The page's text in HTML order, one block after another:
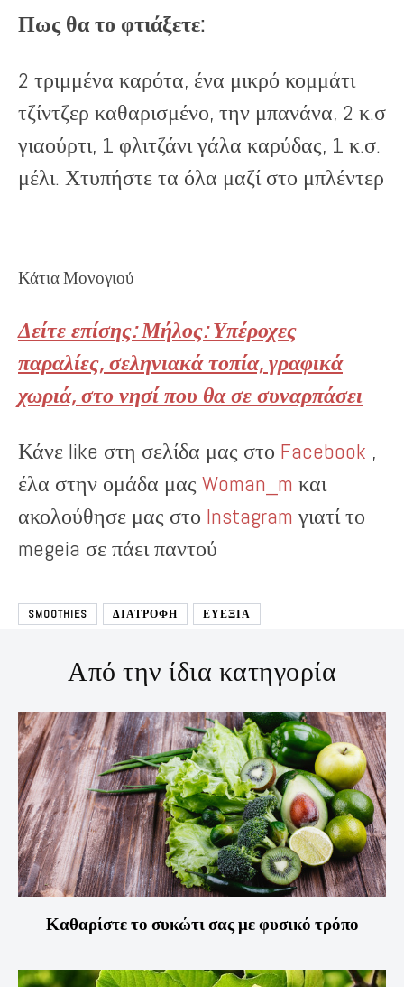
Πως θα το φτιάξετε:
2 τριμμένα καρότα, ένα μικρό κομμάτι
τζίντζερ καθαρισμένο, την μπανάνα, 2 κ.σ
γιαούρτι, 1 φλιτζάνι γάλα καρύδας, 1 κ.σ.
μέλι. Χτυπήστε τα όλα μαζί στο μπλέντερ
Κάτια Μονογιού
Δείτε επίσης: Μήλος: Υπέροχες
παραλίες, σεληνιακά τοπία, γραφικά
χωριά, στο νησί που θα σε συναρπάσει
Κάνε like στη σελίδα μας στο Facebook ,
έλα στην ομάδα μας Woman_m και
ακολούθησε μας στο Instagram γιατί το
megeia σε πάει παντού
SMOOTHIES ΔΙΑΤΡΟΦΉ ΕΥΕΞΙΑ
Από την ίδια κατηγορία
Καθαρίστε το συκώτι σας με φυσικό τρόπο